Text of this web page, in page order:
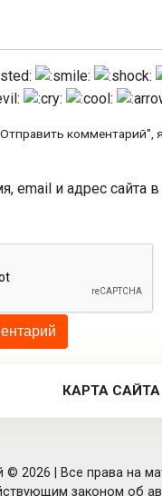
комментарий",
email и адрес сайта
КАРТА САЙТА
© 2026 | Все права на
законом об